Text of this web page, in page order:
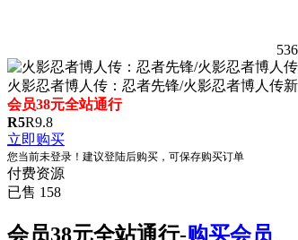
火影忍者博人传：忍者先锋/火影忍者博人传
会员38元全站通行
R5R9.8
立即购买
您当前未登录！建议登陆后购买，可保存购买订单
付费资源
已售 158
会员38元全站通行-购买会员